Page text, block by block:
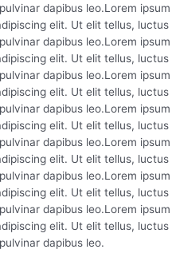
dapibus leo.Lorem
elit. Ut elit tellus, luctus
dapibus leo.Lorem
elit. Ut elit tellus, luctus
dapibus leo.Lorem
elit. Ut elit tellus, luctus
dapibus leo.Lorem
elit. Ut elit tellus, luctus
dapibus leo.Lorem
elit. Ut elit tellus, luctus
dapibus leo.Lorem
elit. Ut elit tellus, luctus
dapibus leo.Lorem
elit. Ut elit tellus, luctus
dapibus leo.